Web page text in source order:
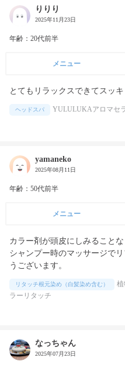
りりり
2025年11月23日
年齢：20代前半
メニュー
とてもリラックスできてスッキ
ヘッドスパ YULULUKAアロマセ
yamaneko
2025年08月11日
年齢：50代前半
メニュー
カラー剤が頭皮にしみること
シャンプー時のマッサージで
うございます。
リタッチ根元染め（白髪染め含む）
植
ラーリタッチ
なっちゃん
2025年07月23日